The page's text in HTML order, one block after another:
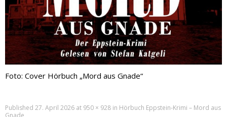
Foto: Cover Hörbuch „Mord aus Gnade“
Published 27. April 2026 at 950 × 928 in Hörbuch Eppstein-Krimi – Mord aus